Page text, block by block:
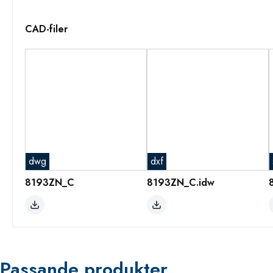
CAD-filer
dwg
8193ZN_C
dxf
8193ZN_C.idw